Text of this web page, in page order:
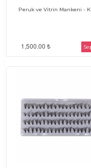
Peruk ve Vitrin Mankeni -
1,500.00 ₺